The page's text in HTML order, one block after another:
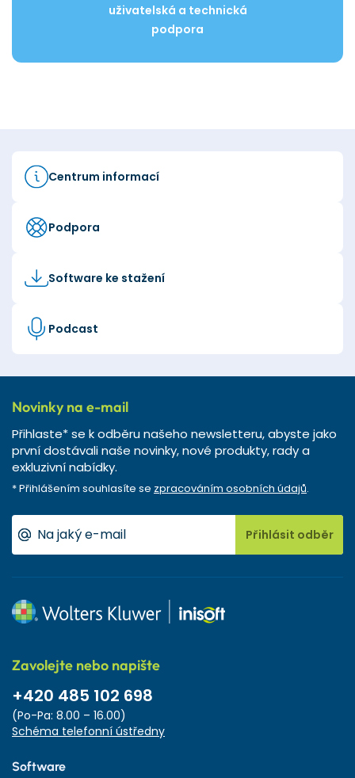
uživatelská a technická
podpora
Centrum informací
Podpora
Software ke stažení
Podcast
Novinky na e-mail
Přihlaste* se k odběru našeho newsletteru, abyste jako
první dostávali naše novinky, nové produkty, rady a
exkluzivní nabídky.
* Přihlášením souhlasíte se zpracováním osobních údajů.
Přihlásit odběr
Zavolejte nebo napište
+420 485 102 698
(Po-Pa: 8.00 – 16.00)
Schéma telefonní ústředny
Software